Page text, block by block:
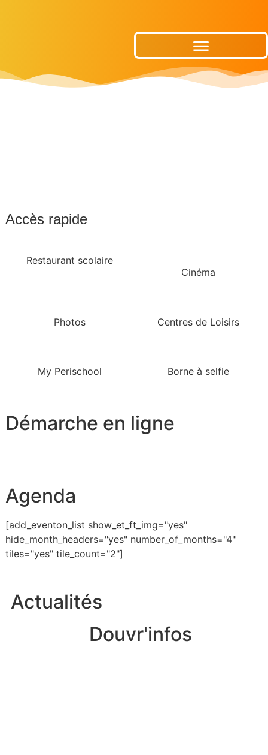
Accès rapide
Restaurant scolaire
Cinéma
Photos Centres de Loisirs
My Perischool Borne à selfie
Démarche en ligne
Agenda
[add_eventon_list show_et_ft_img="yes"
hide_month_headers="yes" number_of_months="4"
tiles="yes" tile_count="2"]
Actualités
Douvr'infos